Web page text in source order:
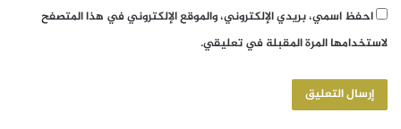
احفظ اسمي، بريدي الإلكتروني، والموقع الإلكتروني في هذا المتصفح
لاستخدامها المرة المقبلة في تعليقي.